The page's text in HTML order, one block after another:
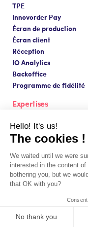
TPE
Innovorder Pay
Écran de production
Écran client
Réception
IO Analytics
Backoffice
Programme de fidélité
Expertises
Restauration collective
Santé
Enseignement
Administration
Restauration
Hello! It's us!
The cookies !
We waited until we were
interested in the content
bothering you, but we
that OK with you?
No thank you